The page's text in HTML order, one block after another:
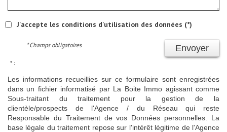
J'accepte les conditions d'utilisation des données (*)
Envoyer
* Champs obligatoires
* :
Les informations recueillies sur ce formulaire sont enregistrées
dans un fichier informatisé par La Boite Immo agissant comme
Sous-traitant du traitement pour la gestion de la
clientèle/prospects de l'Agence / du Réseau qui reste
Responsable du Traitement de vos Données personnelles. La
base légale du traitement repose sur l'intérêt légitime de l'Agence